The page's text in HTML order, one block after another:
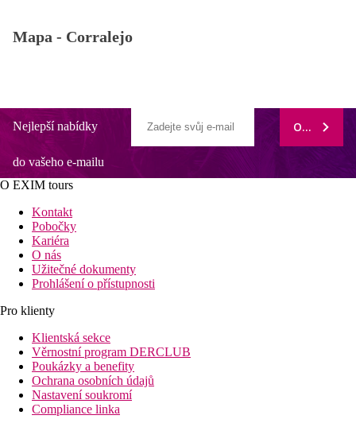
Mapa - Corralejo
Nejlepší nabídky
do vašeho e-mailu
ODEBÍRAT
O EXIM tours
Kontakt
Pobočky
Kariéra
O nás
Užitečné dokumenty
Prohlášení o přístupnosti
Pro klienty
Klientská sekce
Věrnostní program DERCLUB
Poukázky a benefity
Ochrana osobních údajů
Nastavení soukromí
Compliance linka